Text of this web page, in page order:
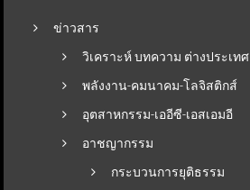
ข่าวสาร
วิเคราะห์ บทความ ต่างประเทศ
พลังงาน-คมนาคม-โลจิสติกส์
อุตสาหกรรม-เออีซี-เอสเอมอี
อาชญากรรม
กระบวนการยุติธรรม